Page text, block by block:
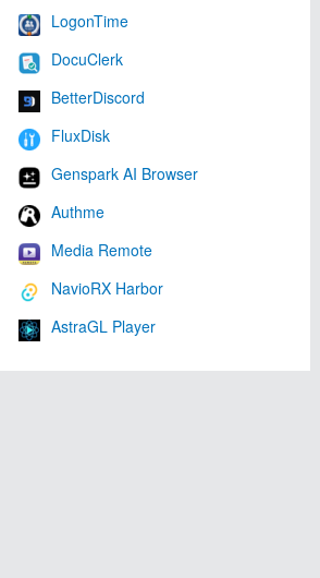
LogonTime
DocuClerk
BetterDiscord
FluxDisk
Genspark AI Browser
Authme
Media Remote
NavioRX Harbor
AstraGL Player